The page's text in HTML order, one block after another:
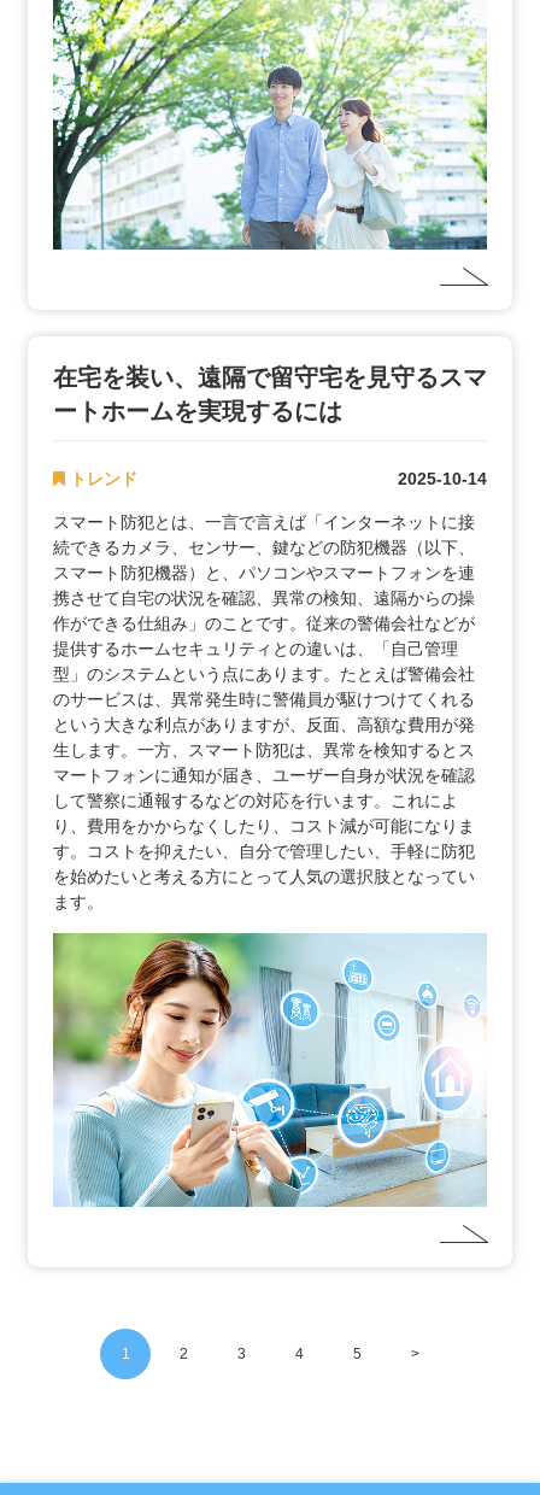
在宅を装い、遠隔で留守宅を見守るスマ
ートホームを実現するには
トレンド 2025-10-14
スマート防犯とは、一言で言えば「インターネットに接
続できるカメラ、センサー、鍵などの防犯機器（以下、
スマート防犯機器）と、パソコンやスマートフォンを連
携させて自宅の状況を確認、異常の検知、遠隔からの操
作ができる仕組み」のことです。従来の警備会社などが
提供するホームセキュリティとの違いは、「自己管理
型」のシステムという点にあります。たとえば警備会社
のサービスは、異常発生時に警備員が駆けつけてくれる
という大きな利点がありますが、反面、高額な費用が発
生します。一方、スマート防犯は、異常を検知するとス
マートフォンに通知が届き、ユーザー自身が状況を確認
して警察に通報するなどの対応を行います。これによ
り、費用をかからなくしたり、コスト減が可能になりま
す。コストを抑えたい、自分で管理したい、手軽に防犯
を始めたいと考える方にとって人気の選択肢となってい
ます。
1 2 3 4 5 >